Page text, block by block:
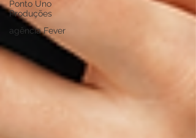
Ponto Uno
Produções
agência Fever